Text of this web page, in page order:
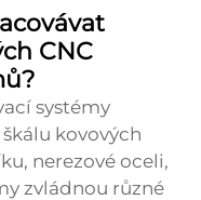
CNC
systémy
kovových
nerezové oceli,
zvládnou různé